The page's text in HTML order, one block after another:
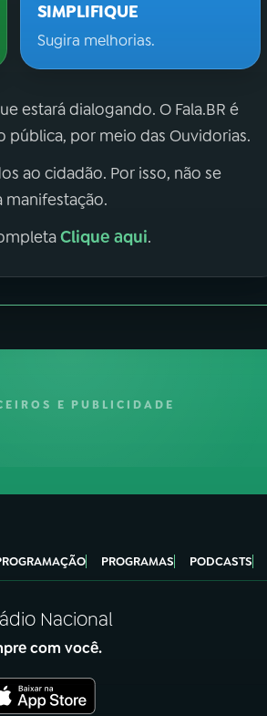
SIMPLIFIQUE
Sugira melhorias.
estará dialogando. O Fala.BR é
por meio das Ouvidorias.
ao cidadão. Por isso, não se
manifestação.
Clique aqui.
E PUBLICIDADE
PROGRAMAS PODCASTS
Nacional
com você.